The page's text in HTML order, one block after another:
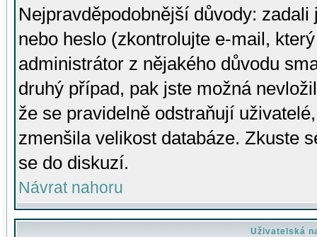
Nejpravděpodobnější důvody:
nebo heslo (zkontrolujte e-mail,
administrátor z nějakého důvodu
druhý případ, pak jste možná
že se pravidelně odstraňují
zmenšila velikost databáze. Zkuste
se do diskuzí.
Návrat nahoru
Uživatelská